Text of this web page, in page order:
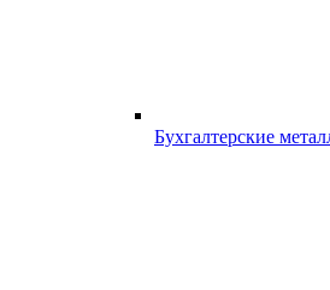
Бухгалтерские